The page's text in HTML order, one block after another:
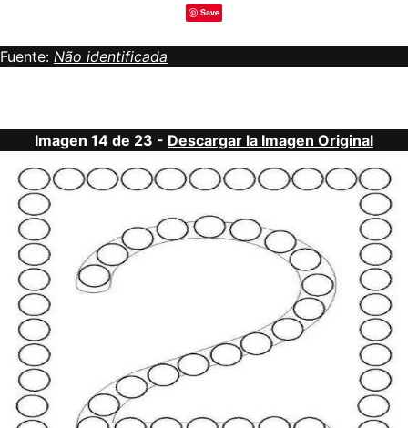
Save
Fuente: Não identificada
Imagen 14 de 23 - Descargar la Imagen Original